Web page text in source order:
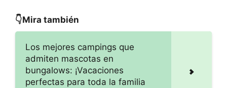
👇Mira también
Los mejores campings que
admiten mascotas en
bungalows: ¡Vacaciones
perfectas para toda la familia